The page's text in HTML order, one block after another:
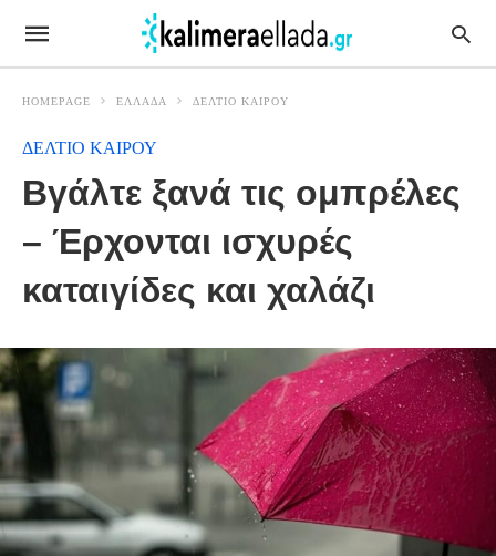
HOMEPAGE ΕΛΛΑΔΑ ΔΕΛΤΙΟ ΚΑΙΡΟΥ
ΔΕΛΤΙΟ ΚΑΙΡΟΥ
Βγάλτε ξανά τις ομπρέλες
– Έρχονται ισχυρές
καταιγίδες και χαλάζι